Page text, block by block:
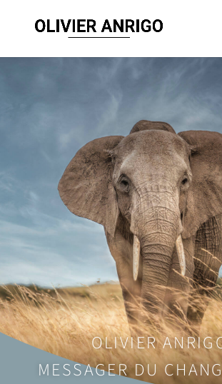
OLIVIER
MESSAGER DU